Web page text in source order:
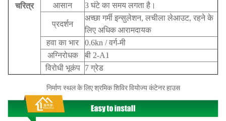
चरित्र
आसान
3 घंटे का समय लगता है।
प्रदर्शन
अच्छा गर्मी इन्सुलेशन, लचीला लेआउट, रहने के
लिए अधिक आरामदायक
हवा का भार
0.6kn / वर्ग-मी
अग्निरोधक
बी 2-A1
विरोधी भूकंप
7 ग्रेड
निर्माण स्थल के लिए श्रमिक शिविर वियोज्य कंटेनर हाउस